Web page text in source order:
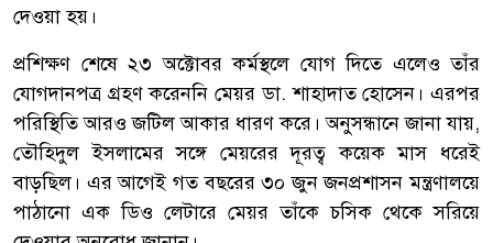
দেওয়া হয়।
প্রশিক্ষণ শেষে ২৩ অক্টোবর কর্মস্থলে যোগ দিতে এলেও তাঁর
যোগদানপত্র গ্রহণ করেননি মেয়র ডা. শাহাদাত হোসেন। এরপর
পরিস্থিতি আরও জটিল আকার ধারণ করে। অনুসন্ধানে জানা যায়,
তৌহিদুল ইসলামের সঙ্গে মেয়রের দূরত্ব কয়েক মাস ধরেই
বাড়ছিল। এর আগেই গত বছরের ৩০ জুন জনপ্রশাসন মন্ত্রণালয়ে
পাঠানো এক ডিও লেটারে মেয়র তাঁকে চসিক থেকে সরিয়ে